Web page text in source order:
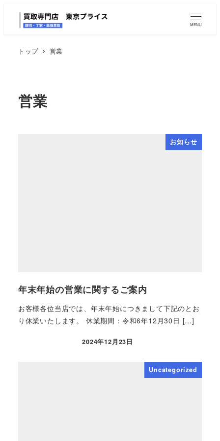
MENU
トップ 営業
営業
お知らせ
年末年始の営業に関するご案内
お客様各位当店では、年末年始につきまして下記のとお
り休業いたします。 休業期間：令和6年12月30日 […]
2024年12月23日
Uncategorized